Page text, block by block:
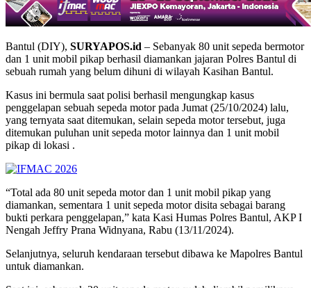
Bantul (DIY), SURYAPOS.id – Sebanyak 80 unit sepeda bermotor
dan 1 unit mobil pikap berhasil diamankan jajaran Polres Bantul di
sebuah rumah yang belum dihuni di wilayah Kasihan Bantul.
Kasus ini bermula saat polisi berhasil mengungkap kasus
penggelapan sebuah sepeda motor pada Jumat (25/10/2024) lalu,
yang ternyata saat ditemukan, selain sepeda motor tersebut, juga
ditemukan puluhan unit sepeda motor lainnya dan 1 unit mobil
pikap di lokasi .
“Total ada 80 unit sepeda motor dan 1 unit mobil pikap yang
diamankan, sementara 1 unit sepeda motor disita sebagai barang
bukti perkara penggelapan,” kata Kasi Humas Polres Bantul, AKP I
Nengah Jeffry Prana Widnyana, Rabu (13/11/2024).
Selanjutnya, seluruh kendaraan tersebut dibawa ke Mapolres Bantul
untuk diamankan.